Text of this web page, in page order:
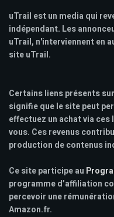
uTrail est un media qui
indépendant. Les
uTrail, n'interviennent en
site uTrail.
Certains liens présents
signifie que le site peut
effectuez un achat via
vous. Ces revenus
production de contenus
Ce site participe au
programme d’affiliation
percevoir une
Amazon.fr.